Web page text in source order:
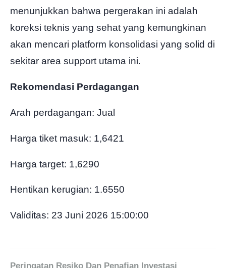
menunjukkan bahwa pergerakan ini adalah
koreksi teknis yang sehat yang kemungkinan
akan mencari platform konsolidasi yang solid di
sekitar area support utama ini.
Rekomendasi Perdagangan
Arah perdagangan: Jual
Harga tiket masuk: 1,6421
Harga target: 1,6290
Hentikan kerugian: 1.6550
Validitas: 23 Juni 2026 15:00:00
Peringatan Resiko Dan Penafian Investasi